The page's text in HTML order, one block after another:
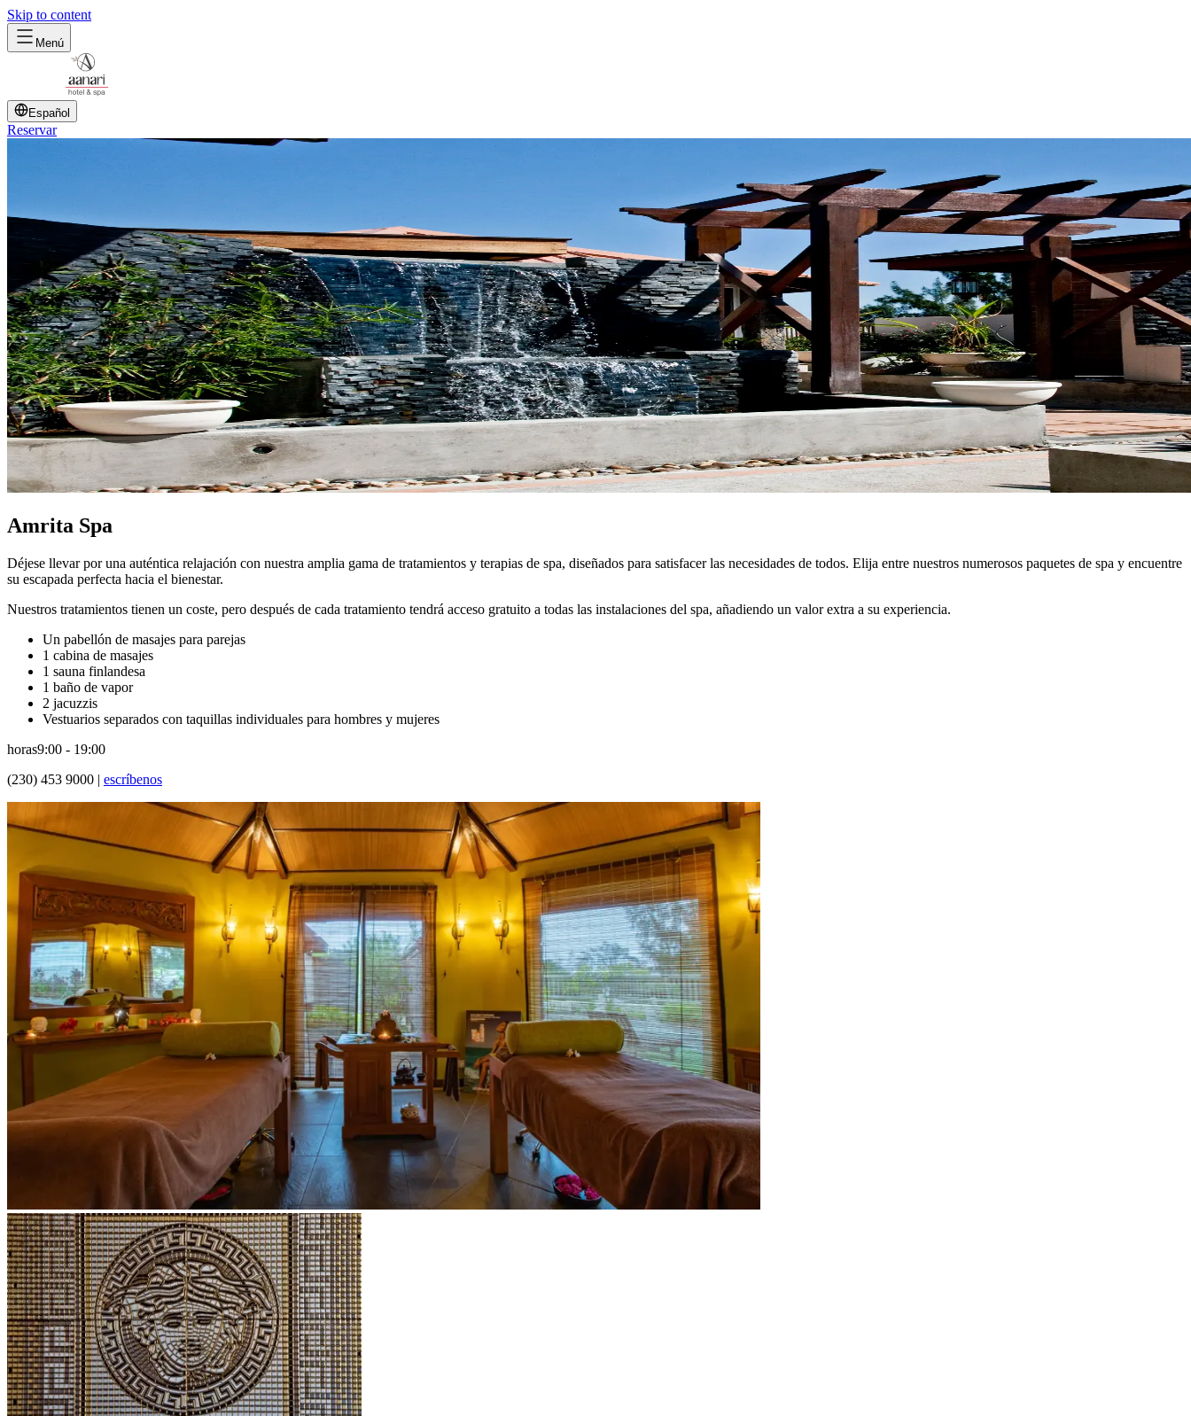
Skip to content
Menú
Español
Reservar
Amrita Spa
Déjese llevar por una auténtica relajación con nuestra amplia gama de tratamientos y terapias de spa, diseñados para satisfacer las necesidades de todos. Elija entre nuestros numerosos paquetes de spa y encuentre
su escapada perfecta hacia el bienestar.
Nuestros tratamientos tienen un coste, pero después de cada tratamiento tendrá acceso gratuito a todas las instalaciones del spa, añadiendo un valor extra a su experiencia.
Un pabellón de masajes para parejas
1 cabina de masajes
1 sauna finlandesa
1 baño de vapor
2 jacuzzis
Vestuarios separados con taquillas individuales para hombres y mujeres
horas9:00 - 19:00
(230) 453 9000 | escríbenos